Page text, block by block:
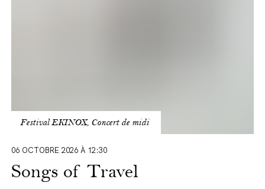
Festival EKINOX, Concert de midi
06 OCTOBRE 2026 À 12:30
Songs of Travel